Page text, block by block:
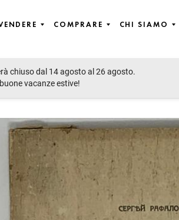
COMPRARE CHI SIAMO
chiuso dal 14 agosto al 26 agosto.
vacanze estive!